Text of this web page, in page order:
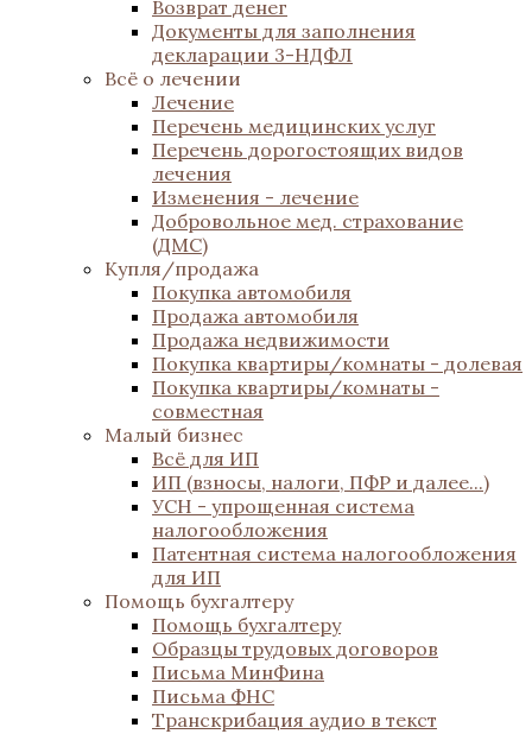
Возврат денег
Документы для заполнения
декларации 3-НДФЛ
Всё о лечении
Лечение
Перечень медицинских услуг
Перечень дорогостоящих видов
лечения
Изменения - лечение
Добровольное мед. страхование
(ДМС)
Купля/продажа
Покупка автомобиля
Продажа автомобиля
Продажа недвижимости
Покупка квартиры/комнаты - долевая
Покупка квартиры/комнаты -
совместная
Малый бизнес
Всё для ИП
ИП (взносы, налоги, ПФР и далее...)
УСН - упрощенная система
налогообложения
Патентная система налогообложения
для ИП
Помощь бухгалтеру
Помощь бухгалтеру
Образцы трудовых договоров
Письма МинФина
Письма ФНС
Транскрибация аудио в текст